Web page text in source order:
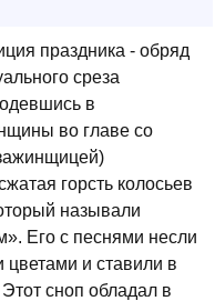
праздника - обряд
среза
в
во главе со
горсть колосьев
называли
Его с песнями несли
и ставили в
сноп обладал в